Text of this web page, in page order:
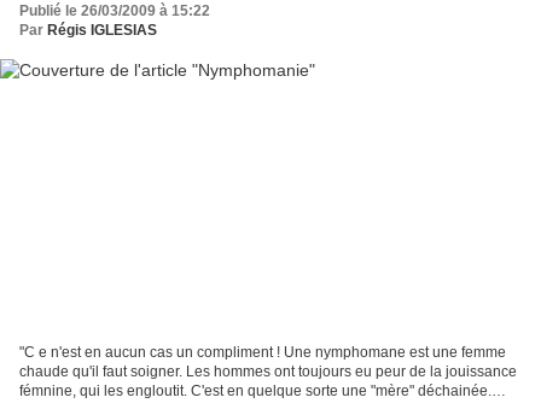
Publié le 26/03/2009 à 15:22
Par Régis IGLESIAS
"C e n'est en aucun cas un compliment ! Une nymphomane est une femme
chaude qu'il faut soigner. Les hommes ont toujours eu peur de la jouissance
fémnine, qui les engloutit. C'est en quelque sorte une "mère" déchainée.